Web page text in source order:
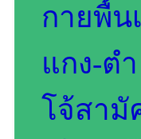
กายพื้น
แกง-ต
โจ้สามั